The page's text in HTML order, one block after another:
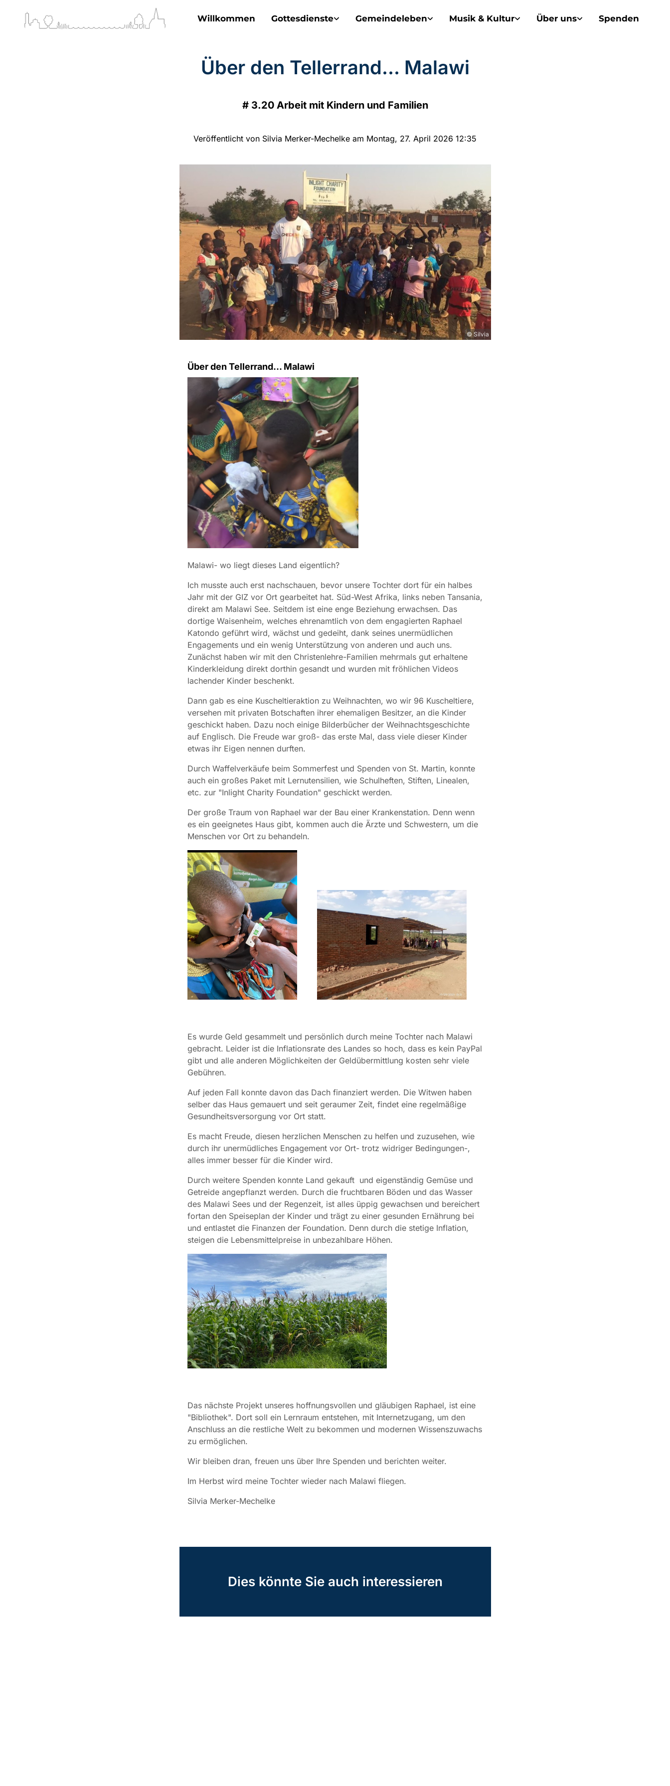
Willkommen Gottesdienste Gemeindeleben Musik & Kultur Über uns Spenden
Über den Tellerrand... Malawi
# 3.20 Arbeit mit Kindern und Familien
Veröffentlicht von Silvia Merker-Mechelke am Montag, 27. April 2026 12:35
© Silvia
Über den Tellerrand... Malawi
Malawi- wo liegt dieses Land eigentlich?
Ich musste auch erst nachschauen, bevor unsere Tochter dort für ein halbes
Jahr mit der GIZ vor Ort gearbeitet hat. Süd-West Afrika, links neben Tansania,
direkt am Malawi See. Seitdem ist eine enge Beziehung erwachsen. Das
dortige Waisenheim, welches ehrenamtlich von dem engagierten Raphael
Katondo geführt wird, wächst und gedeiht, dank seines unermüdlichen
Engagements und ein wenig Unterstützung von anderen und auch uns.
Zunächst haben wir mit den Christenlehre-Familien mehrmals gut erhaltene
Kinderkleidung direkt dorthin gesandt und wurden mit fröhlichen Videos
lachender Kinder beschenkt.
Dann gab es eine Kuscheltieraktion zu Weihnachten, wo wir 96 Kuscheltiere,
versehen mit privaten Botschaften ihrer ehemaligen Besitzer, an die Kinder
geschickt haben. Dazu noch einige Bilderbücher der Weihnachtsgeschichte
auf Englisch. Die Freude war groß- das erste Mal, dass viele dieser Kinder
etwas ihr Eigen nennen durften.
Durch Waffelverkäufe beim Sommerfest und Spenden von St. Martin, konnte
auch ein großes Paket mit Lernutensilien, wie Schulheften, Stiften, Linealen,
etc. zur "Inlight Charity Foundation" geschickt werden.
Der große Traum von Raphael war der Bau einer Krankenstation. Denn wenn
es ein geeignetes Haus gibt, kommen auch die Ärzte und Schwestern, um die
Menschen vor Ort zu behandeln.
Es wurde Geld gesammelt und persönlich durch meine Tochter nach Malawi
gebracht. Leider ist die Inflationsrate des Landes so hoch, dass es kein PayPal
gibt und alle anderen Möglichkeiten der Geldübermittlung kosten sehr viele
Gebühren.
Auf jeden Fall konnte davon das Dach finanziert werden. Die Witwen haben
selber das Haus gemauert und seit geraumer Zeit, findet eine regelmäßige
Gesundheitsversorgung vor Ort statt.
Es macht Freude, diesen herzlichen Menschen zu helfen und zuzusehen, wie
durch ihr unermüdliches Engagement vor Ort- trotz widriger Bedingungen-,
alles immer besser für die Kinder wird.
Durch weitere Spenden konnte Land gekauft und eigenständig Gemüse und
Getreide angepflanzt werden. Durch die fruchtbaren Böden und das Wasser
des Malawi Sees und der Regenzeit, ist alles üppig gewachsen und bereichert
fortan den Speiseplan der Kinder und trägt zu einer gesunden Ernährung bei
und entlastet die Finanzen der Foundation. Denn durch die stetige Inflation,
steigen die Lebensmittelpreise in unbezahlbare Höhen.
Das nächste Projekt unseres hoffnungsvollen und gläubigen Raphael, ist eine
"Bibliothek". Dort soll ein Lernraum entstehen, mit Internetzugang, um den
Anschluss an die restliche Welt zu bekommen und modernen Wissenszuwachs
zu ermöglichen.
Wir bleiben dran, freuen uns über Ihre Spenden und berichten weiter.
Im Herbst wird meine Tochter wieder nach Malawi fliegen.
Silvia Merker-Mechelke
Dies könnte Sie auch interessieren